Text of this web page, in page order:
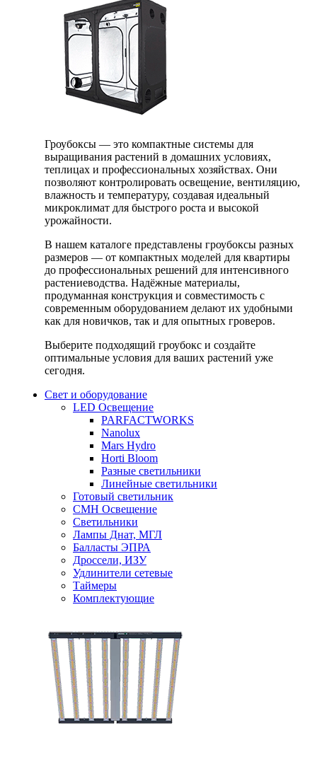
Гроубоксы — это компактные системы для
выращивания растений в домашних условиях,
теплицах и профессиональных хозяйствах. Они
позволяют контролировать освещение, вентиляцию,
влажность и температуру, создавая идеальный
микроклимат для быстрого роста и высокой
урожайности.
В нашем каталоге представлены гроубоксы разных
размеров — от компактных моделей для квартиры
до профессиональных решений для интенсивного
растениеводства. Надёжные материалы,
продуманная конструкция и совместимость с
современным оборудованием делают их удобными
как для новичков, так и для опытных гроверов.
Выберите подходящий гроубокс и создайте
оптимальные условия для ваших растений уже
сегодня.
Свет и оборудование
LED Освещение
PARFACTWORKS
Nanolux
Mars Hydro
Horti Bloom
Разные светильники
Линейные светильники
Готовый светильник
CMH Освещение
Светильники
Лампы Днат, МГЛ
Балласты ЭПРА
Дроссели, ИЗУ
Удлинители сетевые
Таймеры
Комплектующие